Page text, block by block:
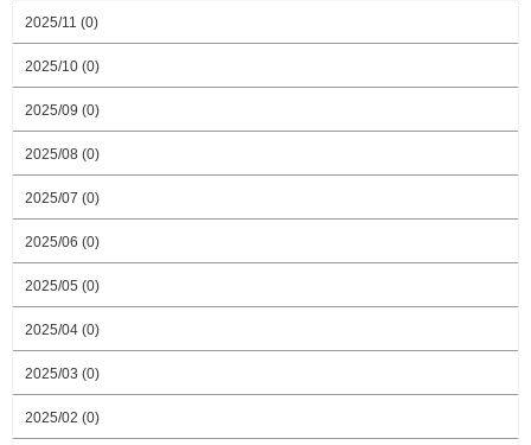
2025/11 (0)
2025/10 (0)
2025/09 (0)
2025/08 (0)
2025/07 (0)
2025/06 (0)
2025/05 (0)
2025/04 (0)
2025/03 (0)
2025/02 (0)